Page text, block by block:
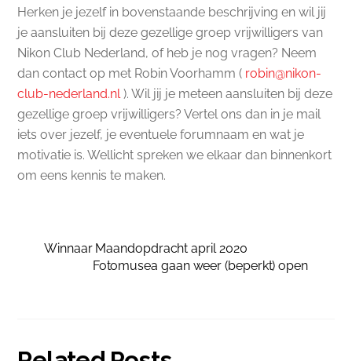
Herken je jezelf in bovenstaande beschrijving en wil jij
je aansluiten bij deze gezellige groep vrijwilligers van
Nikon Club Nederland, of heb je nog vragen? Neem
dan contact op met Robin Voorhamm ( robin@nikon-
club-nederland.nl ). Wil jij je meteen aansluiten bij deze
gezellige groep vrijwilligers? Vertel ons dan in je mail
iets over jezelf, je eventuele forumnaam en wat je
motivatie is. Wellicht spreken we elkaar dan binnenkort
om eens kennis te maken.
Winnaar Maandopdracht april 2020
Fotomusea gaan weer (beperkt) open